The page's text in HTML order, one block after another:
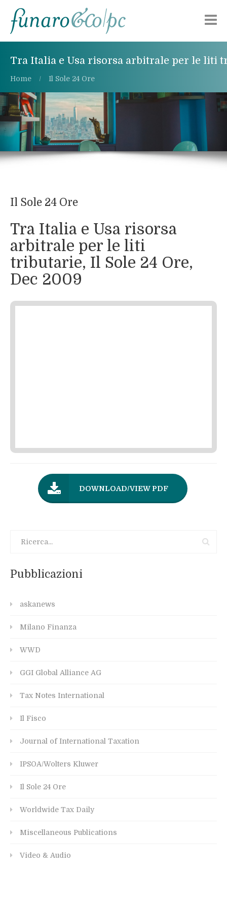
Aree di attività
Pubblicazioni
Alerts
Lavora con noi
Tra Italia e Usa risorsa arbitrale per le liti
Home Il Sole 24 Ore
Il Sole 24 Ore
Tra Italia e Usa risorsa
arbitrale per le liti
tributarie, Il Sole 24 Ore,
Dec 2009
DOWNLOAD/VIEW PDF
Pubblicazioni
askanews
Milano Finanza
WWD
GGI Global Alliance AG
Tax Notes International
Il Fisco
Journal of International Taxation
IPSOA/Wolters Kluwer
Il Sole 24 Ore
Worldwide Tax Daily
Miscellaneous Publications
Video & Audio